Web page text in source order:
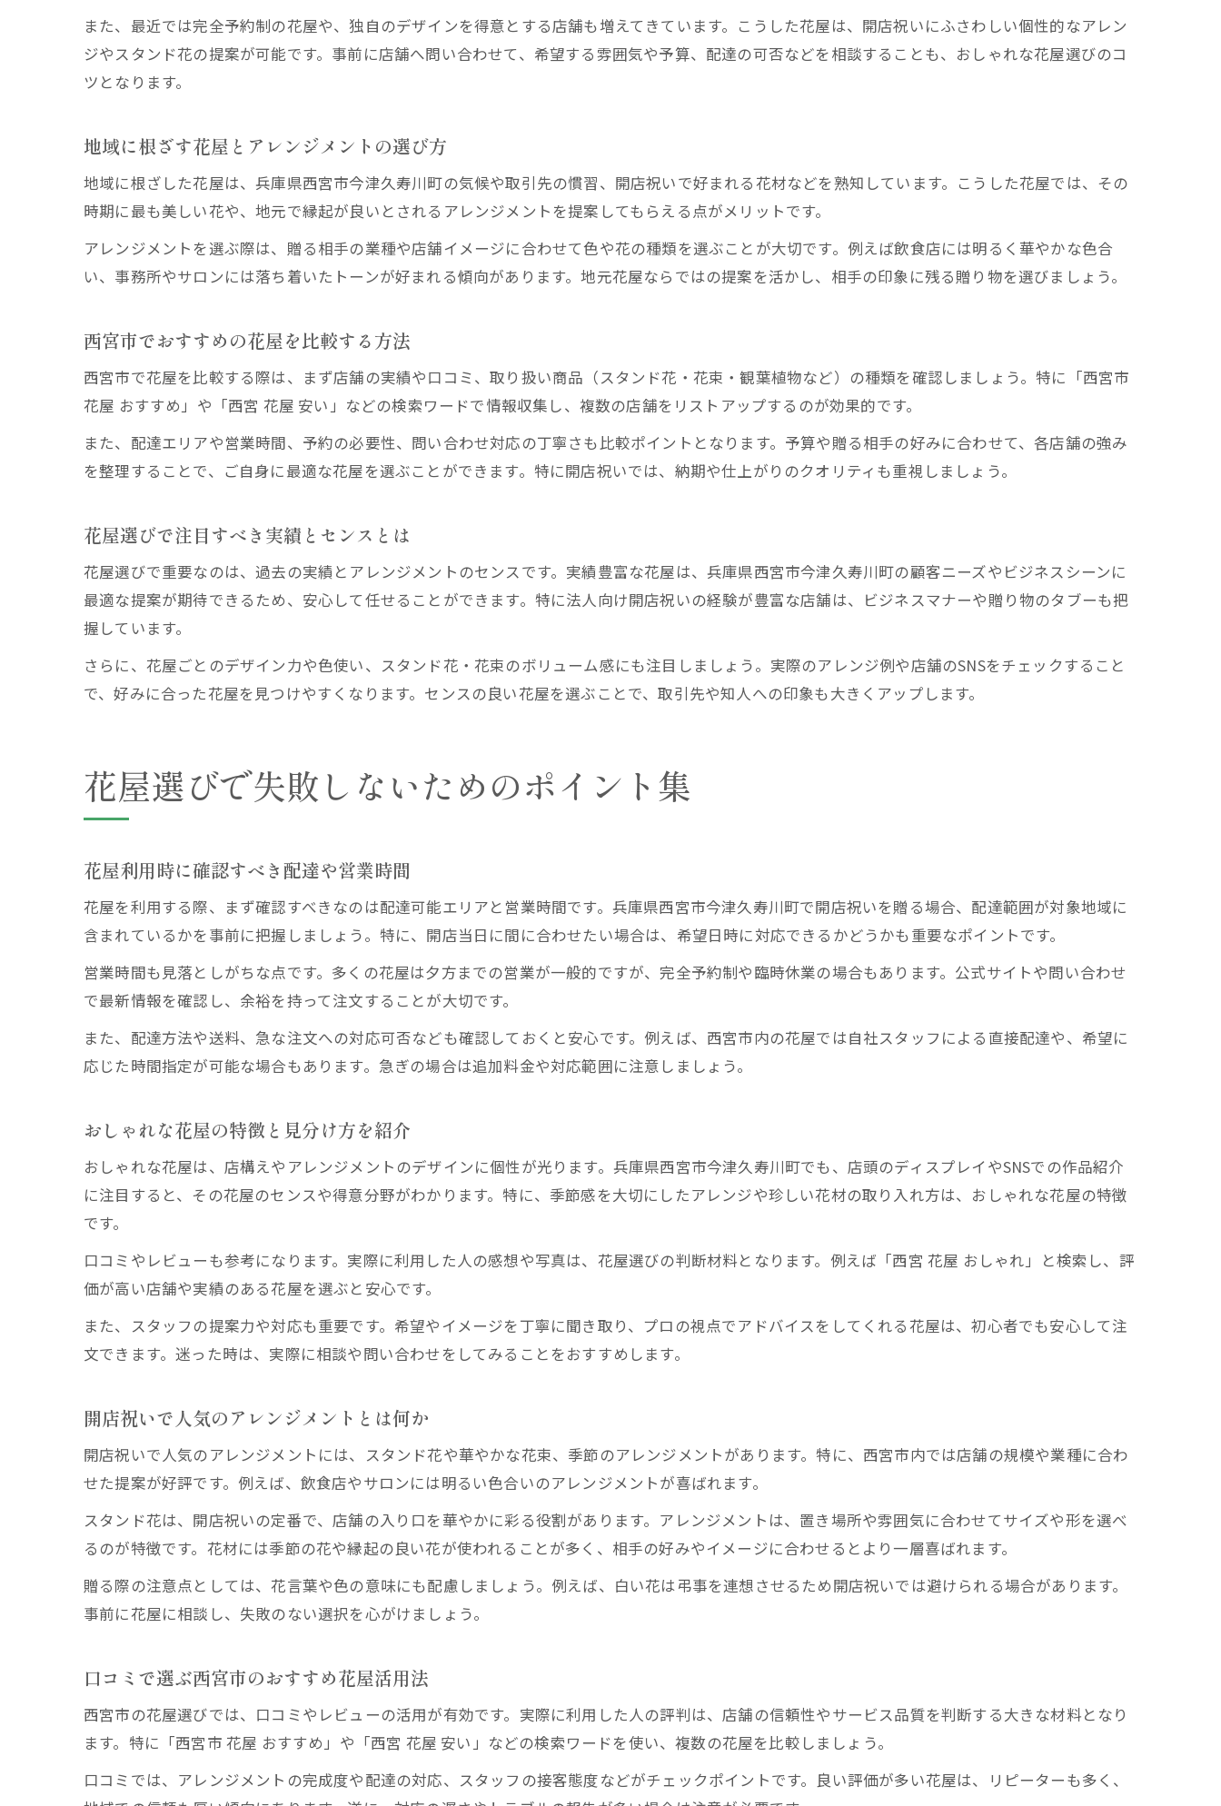
相手に失礼がない花屋の選び方と配慮
西宮市の花屋で人気の花束アレンジ紹介
花屋で叶える相手への細やかな気配り
開店祝いで花屋が重視するポイント解説
花屋の提案でセンス良い贈り物を実現
花屋選びで伝わるビジネスマナーとは
おしゃれな花屋を選ぶ際の注目ポイント
花屋のアレンジで開店祝いを華やかに
花屋で叶える特別な開店祝い演出法
また、最近では完全予約制の花屋や、独自のデザインを得意とする店舗も増えてきています。こうした花屋は、開店祝いにふさわしい個性的なアレン
ジやスタンド花の提案が可能です。事前に店舗へ問い合わせて、希望する雰囲気や予算、配達の可否などを相談することも、おしゃれな花屋選びのコ
ツとなります。
地域に根ざす花屋とアレンジメントの選び方
地域に根ざした花屋は、兵庫県西宮市今津久寿川町の気候や取引先の慣習、開店祝いで好まれる花材などを熟知しています。こうした花屋では、その
時期に最も美しい花や、地元で縁起が良いとされるアレンジメントを提案してもらえる点がメリットです。
アレンジメントを選ぶ際は、贈る相手の業種や店舗イメージに合わせて色や花の種類を選ぶことが大切です。例えば飲食店には明るく華やかな色合
い、事務所やサロンには落ち着いたトーンが好まれる傾向があります。地元花屋ならではの提案を活かし、相手の印象に残る贈り物を選びましょう。
西宮市でおすすめの花屋を比較する方法
西宮市で花屋を比較する際は、まず店舗の実績や口コミ、取り扱い商品（スタンド花・花束・観葉植物など）の種類を確認しましょう。特に「西宮市
花屋 おすすめ」や「西宮 花屋 安い」などの検索ワードで情報収集し、複数の店舗をリストアップするのが効果的です。
また、配達エリアや営業時間、予約の必要性、問い合わせ対応の丁寧さも比較ポイントとなります。予算や贈る相手の好みに合わせて、各店舗の強み
を整理することで、ご自身に最適な花屋を選ぶことができます。特に開店祝いでは、納期や仕上がりのクオリティも重視しましょう。
花屋選びで注目すべき実績とセンスとは
花屋選びで重要なのは、過去の実績とアレンジメントのセンスです。実績豊富な花屋は、兵庫県西宮市今津久寿川町の顧客ニーズやビジネスシーンに
最適な提案が期待できるため、安心して任せることができます。特に法人向け開店祝いの経験が豊富な店舗は、ビジネスマナーや贈り物のタブーも把
握しています。
さらに、花屋ごとのデザイン力や色使い、スタンド花・花束のボリューム感にも注目しましょう。実際のアレンジ例や店舗のSNSをチェックすること
で、好みに合った花屋を見つけやすくなります。センスの良い花屋を選ぶことで、取引先や知人への印象も大きくアップします。
花屋選びで失敗しないためのポイント集
花屋利用時に確認すべき配達や営業時間
花屋を利用する際、まず確認すべきなのは配達可能エリアと営業時間です。兵庫県西宮市今津久寿川町で開店祝いを贈る場合、配達範囲が対象地域に
含まれているかを事前に把握しましょう。特に、開店当日に間に合わせたい場合は、希望日時に対応できるかどうかも重要なポイントです。
営業時間も見落としがちな点です。多くの花屋は夕方までの営業が一般的ですが、完全予約制や臨時休業の場合もあります。公式サイトや問い合わせ
で最新情報を確認し、余裕を持って注文することが大切です。
また、配達方法や送料、急な注文への対応可否なども確認しておくと安心です。例えば、西宮市内の花屋では自社スタッフによる直接配達や、希望に
応じた時間指定が可能な場合もあります。急ぎの場合は追加料金や対応範囲に注意しましょう。
おしゃれな花屋の特徴と見分け方を紹介
おしゃれな花屋は、店構えやアレンジメントのデザインに個性が光ります。兵庫県西宮市今津久寿川町でも、店頭のディスプレイやSNSでの作品紹介
に注目すると、その花屋のセンスや得意分野がわかります。特に、季節感を大切にしたアレンジや珍しい花材の取り入れ方は、おしゃれな花屋の特徴
です。
口コミやレビューも参考になります。実際に利用した人の感想や写真は、花屋選びの判断材料となります。例えば「西宮 花屋 おしゃれ」と検索し、評
価が高い店舗や実績のある花屋を選ぶと安心です。
また、スタッフの提案力や対応も重要です。希望やイメージを丁寧に聞き取り、プロの視点でアドバイスをしてくれる花屋は、初心者でも安心して注
文できます。迷った時は、実際に相談や問い合わせをしてみることをおすすめします。
開店祝いで人気のアレンジメントとは何か
開店祝いで人気のアレンジメントには、スタンド花や華やかな花束、季節のアレンジメントがあります。特に、西宮市内では店舗の規模や業種に合わ
せた提案が好評です。例えば、飲食店やサロンには明るい色合いのアレンジメントが喜ばれます。
スタンド花は、開店祝いの定番で、店舗の入り口を華やかに彩る役割があります。アレンジメントは、置き場所や雰囲気に合わせてサイズや形を選べ
るのが特徴です。花材には季節の花や縁起の良い花が使われることが多く、相手の好みやイメージに合わせるとより一層喜ばれます。
贈る際の注意点としては、花言葉や色の意味にも配慮しましょう。例えば、白い花は弔事を連想させるため開店祝いでは避けられる場合があります。
事前に花屋に相談し、失敗のない選択を心がけましょう。
口コミで選ぶ西宮市のおすすめ花屋活用法
西宮市の花屋選びでは、口コミやレビューの活用が有効です。実際に利用した人の評判は、店舗の信頼性やサービス品質を判断する大きな材料となり
ます。特に「西宮市 花屋 おすすめ」や「西宮 花屋 安い」などの検索ワードを使い、複数の花屋を比較しましょう。
口コミでは、アレンジメントの完成度や配達の対応、スタッフの接客態度などがチェックポイントです。良い評価が多い花屋は、リピーターも多く、